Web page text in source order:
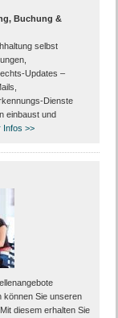
Buchung &
selbst
Updates –
Dienste
einbaust und
Infos >>
können Sie unseren
. Mit diesem erhalten Sie